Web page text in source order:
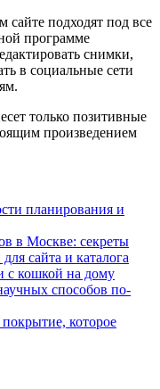
подходят под все
программе
снимки,
в социальные сети
только позитивные
произведением
планирования и
в Москве: секреты
сайта и каталога
с кошкой на дому
способов по-
которое